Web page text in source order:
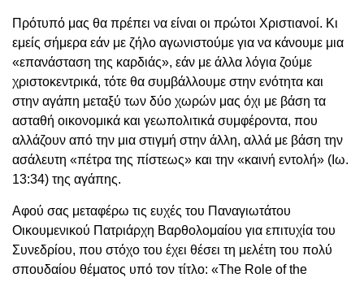
Πρότυπό μας θα πρέπει να είναι οι πρώτοι Χριστιανοί. Κι
εμείς σήμερα εάν με ζήλο αγωνιστούμε για να κάνουμε μια
«επανάσταση της καρδιάς», εάν με άλλα λόγια ζούμε
χριστοκεντρικά, τότε θα συμβάλλουμε στην ενότητα και
στην αγάπη μεταξύ των δύο χωρών μας όχι με βάση τα
ασταθή οικονομικά και γεωπολιτικά συμφέροντα, που
αλλάζουν από την μια στιγμή στην άλλη, αλλά με βάση την
ασάλευτη «πέτρα της πίστεως» και την «καινή εντολή» (Ιω.
13:34) της αγάπης.
Αφού σας μεταφέρω τις ευχές του Παναγιωτάτου
Οικουμενικού Πατριάρχη Βαρθολομαίου για επιτυχία του
Συνεδρίου, που στόχο του έχει θέσει τη μελέτη του πολύ
σπουδαίου θέματος υπό τον τίτλο: «The Role of the